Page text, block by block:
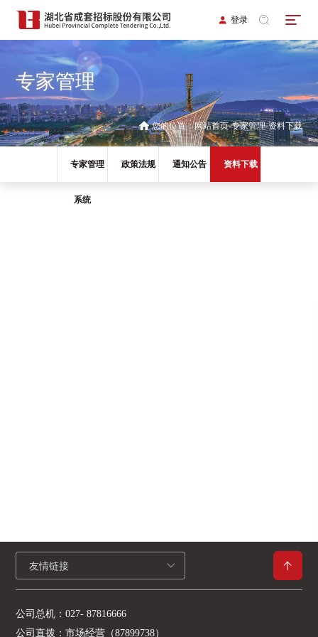
登录
专家管理
您的位置：网站首页 专家管理 资料下载
专家管理
系统
政策法规 通知公告 资料下载
友情链接
公司总机：027- 87816666
公司直拨：市场经营（87899738）